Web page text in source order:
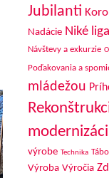
Jubilanti
Nadácie Niké liga
Návštevy a exkurzie
Poďakovania a
mládežou
výrobe Technika
Výroba Výročia